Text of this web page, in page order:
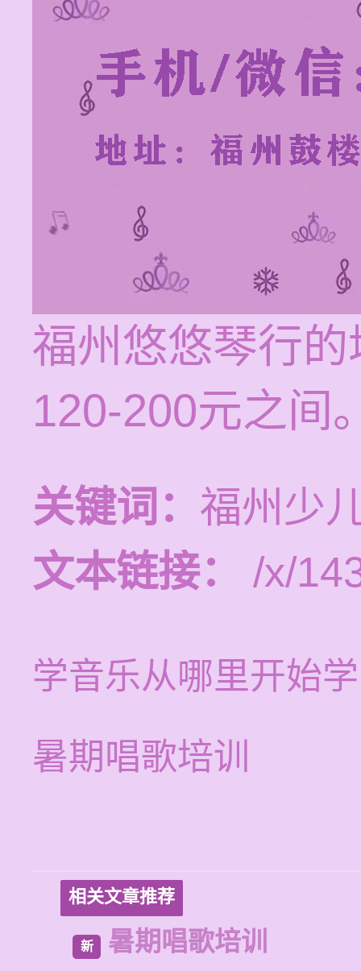
福州悠悠琴行
120-200元之间
关键词： 福州少
文本链接：
/x/
学音乐从哪里开始学
暑期唱歌培训
相关文章推荐
新 暑期唱歌培训